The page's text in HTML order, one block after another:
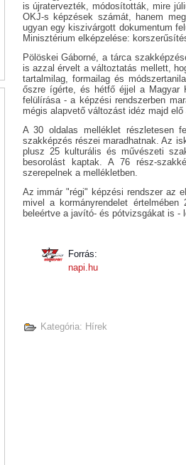
is újratervezték, módosították, mire
OKJ-s képzések számát, hanem
ugyan egy kiszivárgott dokumentum
Minisztérium elképzelése:
Pölöskei Gáborné, a tárca
is azzal érvelt a változtatás mellett,
tartalmilag, formailag és
őszre ígérte, és hétfő éjjel a Magyar
felülírása - a képzési rendszerben
mégis alapvető változást idéz majd elő
A 30 oldalas melléklet részletesen
szakképzés részei maradhatnak. Az
plusz 25 kulturális és művészeti
besorolást kaptak. A 76 rész-
szerepelnek a mellékletben.
Az immár "régi" képzési rendszer az
mivel a kormányrendelet
beleértve a javító- és pótvizsgákat is -
Forrás:
napi.hu
Kategória: Hírek